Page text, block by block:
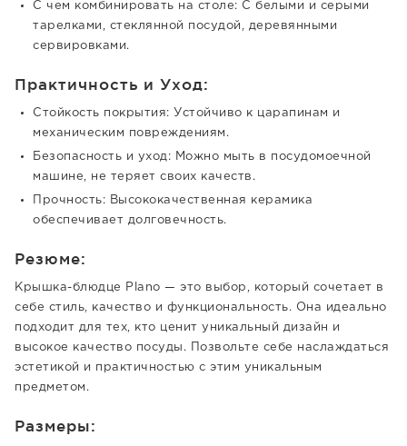
С чем комбинировать на столе: С белыми и серыми
тарелками, стеклянной посудой, деревянными
сервировками.
Практичность и Уход:
Стойкость покрытия: Устойчиво к царапинам и
механическим повреждениям.
Безопасность и уход: Можно мыть в посудомоечной
машине, не теряет своих качеств.
Прочность: Высококачественная керамика
обеспечивает долговечность.
Резюме:
Крышка-блюдце Plano — это выбор, который сочетает в
себе стиль, качество и функциональность. Она идеально
подходит для тех, кто ценит уникальный дизайн и
высокое качество посуды. Позвольте себе наслаждаться
эстетикой и практичностью с этим уникальным
предметом.
Размеры: